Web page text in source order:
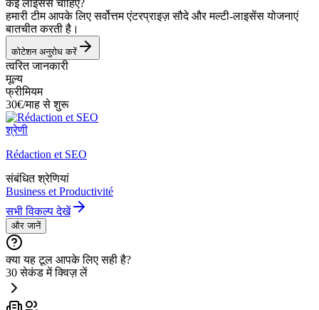
कई लाइसेंस चाहिए?
हमारी टीम आपके लिए सर्वोत्तम एंटरप्राइज़ सौदे और मल्टी-लाइसेंस योजनाएं
बातचीत करती है।
कोटेशन अनुरोध करें
त्वरित जानकारी
मूल्य
फ्रीमियम
30€/माह से शुरू
श्रेणी
Rédaction et SEO
संबंधित श्रेणियां
Business et Productivité
सभी विकल्प देखें
और जानें
क्या यह टूल आपके लिए सही है?
30 सेकंड में क्विज़ लें